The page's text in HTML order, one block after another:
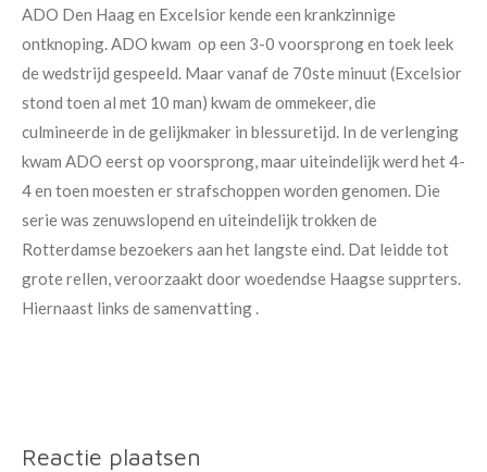
ADO Den Haag en Excelsior kende een krankzinnige
ontknoping. ADO kwam op een 3-0 voorsprong en toek leek
de wedstrijd gespeeld. Maar vanaf de 70ste minuut (Excelsior
stond toen al met 10 man) kwam de ommekeer, die
culmineerde in de gelijkmaker in blessuretijd. In de verlenging
kwam ADO eerst op voorsprong, maar uiteindelijk werd het 4-
4 en toen moesten er strafschoppen worden genomen. Die
serie was zenuwslopend en uiteindelijk trokken de
Rotterdamse bezoekers aan het langste eind. Dat leidde tot
grote rellen, veroorzaakt door woedendse Haagse supprters.
Hiernaast links de samenvatting .
Reactie plaatsen